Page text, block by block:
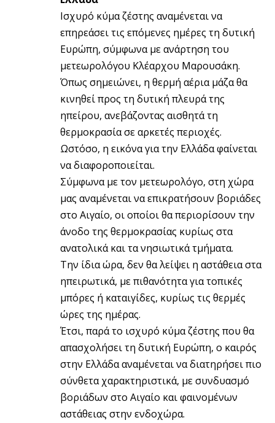
Ισχυρό κύμα ζέστης αναμένεται να
επηρεάσει τις επόμενες ημέρες τη δυτική
Ευρώπη, σύμφωνα με ανάρτηση του
μετεωρολόγου Κλέαρχου Μαρουσάκη.
Όπως σημειώνει, η θερμή αέρια μάζα θα
κινηθεί προς τη δυτική πλευρά της
ηπείρου, ανεβάζοντας αισθητά τη
θερμοκρασία σε αρκετές περιοχές.
Ωστόσο, η εικόνα για την Ελλάδα φαίνεται
να διαφοροποιείται.
Σύμφωνα με τον μετεωρολόγο, στη χώρα
μας αναμένεται να επικρατήσουν βοριάδες
στο Αιγαίο, οι οποίοι θα περιορίσουν την
άνοδο της θερμοκρασίας κυρίως στα
ανατολικά και τα νησιωτικά τμήματα.
Την ίδια ώρα, δεν θα λείψει η αστάθεια στα
ηπειρωτικά, με πιθανότητα για τοπικές
μπόρες ή καταιγίδες, κυρίως τις θερμές
ώρες της ημέρας.
Έτσι, παρά το ισχυρό κύμα ζέστης που θα
απασχολήσει τη δυτική Ευρώπη, ο καιρός
στην Ελλάδα αναμένεται να διατηρήσει πιο
σύνθετα χαρακτηριστικά, με συνδυασμό
βοριάδων στο Αιγαίο και φαινομένων
αστάθειας στην ενδοχώρα.